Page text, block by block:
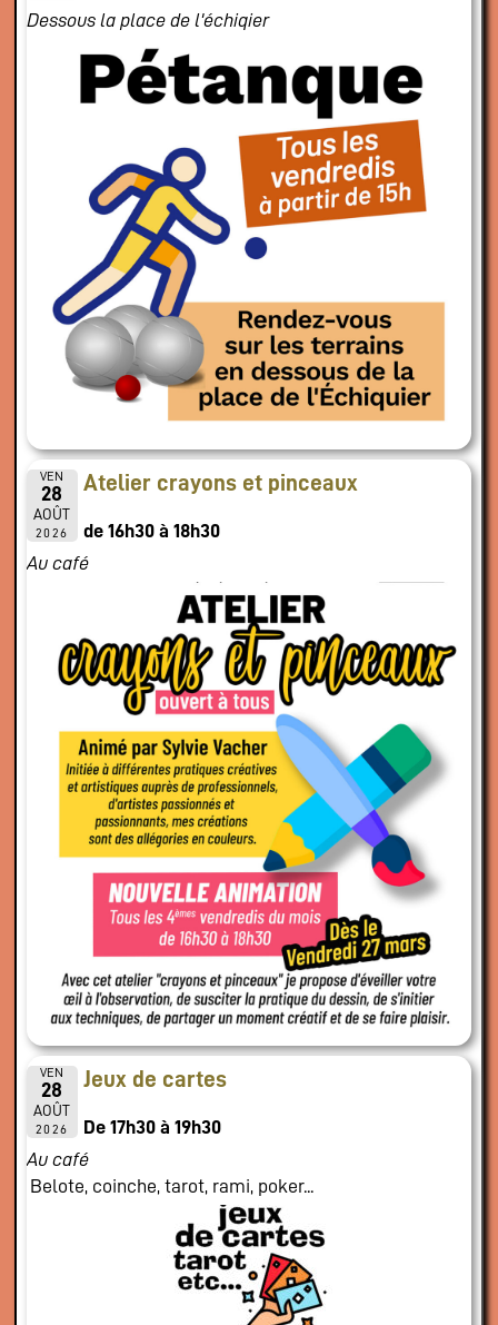
Dessous la place de l'échiqier
VEN
28
AOÛT
2026
Atelier crayons et pinceaux
de 16h30 à 18h30
Au café
VEN
28
AOÛT
2026
Jeux de cartes
De 17h30 à 19h30
Au café
Belote, coinche, tarot, rami, poker...